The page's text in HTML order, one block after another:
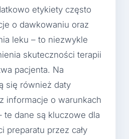
etykiety często
o dawkowaniu oraz
leku – to niezwykle
skuteczności terapii
pacjenta. Na
się również daty
informacje o warunkach
te dane są kluczowe dla
preparatu przez cały